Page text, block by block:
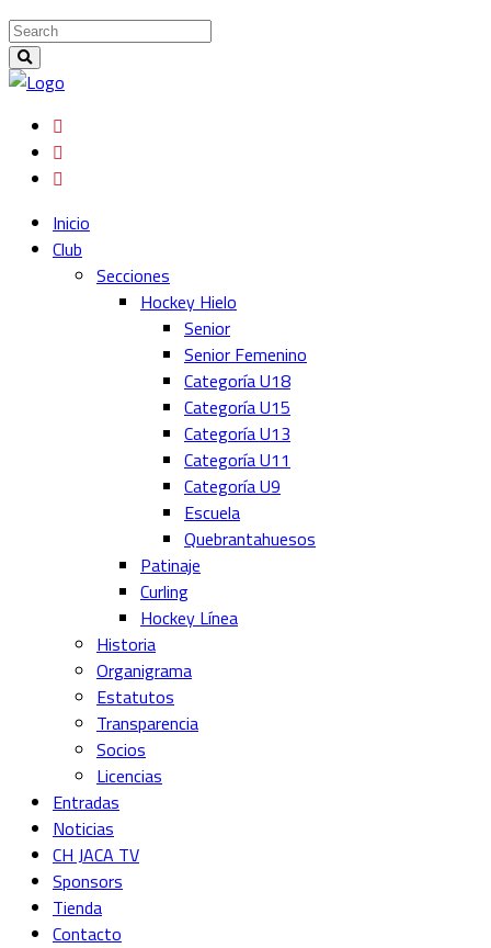
Inicio
Club
Secciones
Hockey Hielo
Senior
Senior Femenino
Categoría U18
Categoría U15
Categoría U13
Categoría U11
Categoría U9
Escuela
Quebrantahuesos
Patinaje
Curling
Hockey Línea
Historia
Organigrama
Estatutos
Transparencia
Socios
Licencias
Entradas
Noticias
CH JACA TV
Sponsors
Tienda
Contacto